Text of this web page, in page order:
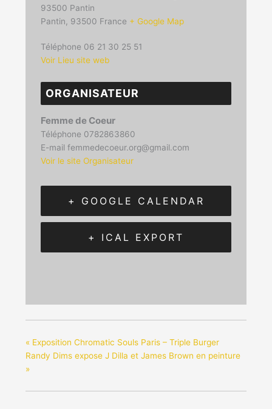
93500 Pantin
Pantin
93500 France + Google Map
Téléphone 06 21 30 25 51
Voir Lieu site web
ORGANISATEUR
Femme de Coeur
Téléphone 0782863860
E-mailfemmedecoeur.org@gmail.com
Voir le site Organisateur
+ GOOGLE CALENDAR
+ ICAL EXPORT
« Exposition Chromatic Souls Paris – Triple Burger
Randy Dims expose J Dilla et James Brown en peinture
»